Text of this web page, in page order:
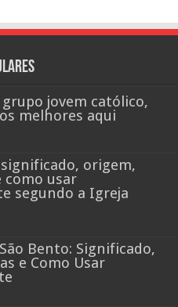
jovem católico,
melhores aqui
significado, origem,
como usar
segundo a Igreja
Bento: Significado,
e Como Usar